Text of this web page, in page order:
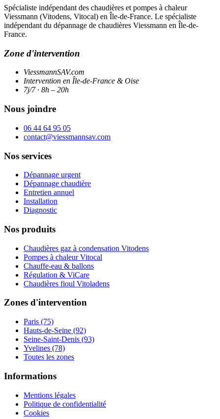
Spécialiste indépendant des chaudières et pompes à chaleur
Viessmann (Vitodens, Vitocal) en Île-de-France. Le spécialiste
indépendant du dépannage de chaudières Viessmann en Île-de-
France.
Zone d'intervention
ViessmannSAV.com
Intervention en Île-de-France & Oise
7j/7 · 8h – 20h
Nous joindre
06 44 64 95 05
contact@viessmannsav.com
Nos services
Dépannage urgent
Dépannage chaudière
Entretien annuel
Installation
Diagnostic
Nos produits
Chaudières gaz à condensation Vitodens
Pompes à chaleur Vitocal
Chauffe-eau & ballons
Régulation & ViCare
Chaudières fioul Vitoladens
Zones d'intervention
Paris (75)
Hauts-de-Seine (92)
Seine-Saint-Denis (93)
Yvelines (78)
Toutes les zones
Informations
Mentions légales
Politique de confidentialité
Cookies